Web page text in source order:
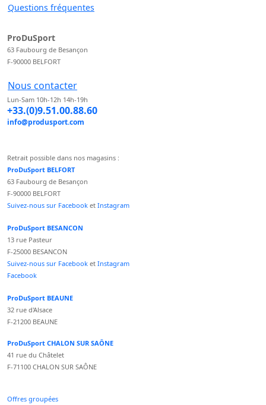
Questions fréquentes
ProDuSport
63 Faubourg de Besançon
F-90000 BELFORT
Nous contacter
Lun-Sam 10h-12h 14h-19h
+33.(0)9.51.00.88.60
info@produsport.com
Retrait possible dans nos magasins :
ProDuSport BELFORT
63 Faubourg de Besançon
F-90000 BELFORT
Suivez-nous sur Facebook et Instagram
ProDuSport BESANCON
13 rue Pasteur
F-25000 BESANCON
Suivez-nous sur Facebook et Instagram
Facebook
ProDuSport BEAUNE
32 rue d'Alsace
F-21200 BEAUNE
ProDuSport CHALON SUR SAÔNE
41 rue du Châtelet
F-71100 CHALON SUR SAÔNE
Offres groupées